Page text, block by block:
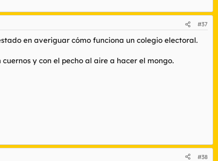
#37
en averiguar cómo funciona un colegio electoral.
y con el pecho al aire a hacer el mongo.
#38